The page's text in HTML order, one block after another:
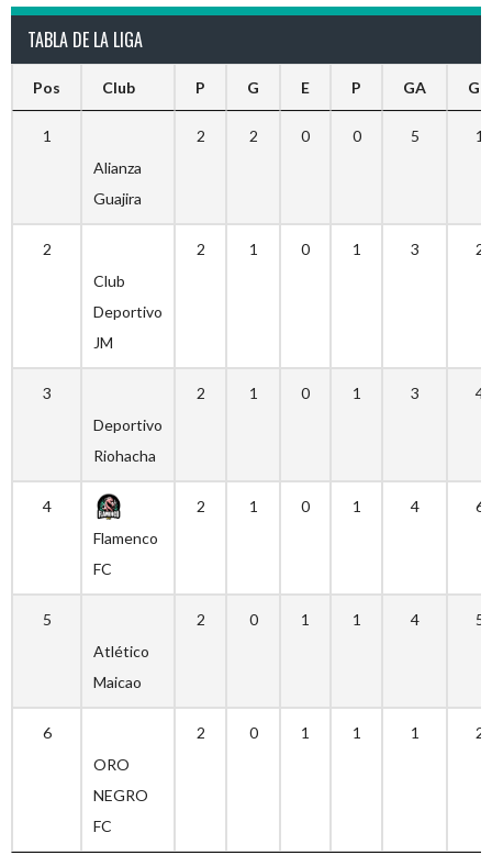
TABLA DE LA LIGA
Pos Club P G E P GA GC
1
Alianza
Guajira
2 2 0 0 5 1
2
Club
Deportivo
JM
2 1 0 1 3 2
3
Deportivo
Riohacha
2 1 0 1 3 4
4
Flamenco
FC
2 1 0 1 4 6
5
Atlético
Maicao
2 0 1 1 4 5
6
ORO
NEGRO
FC
2 0 1 1 1 2